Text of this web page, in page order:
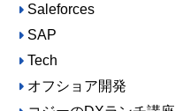
Saleforces
SAP
Tech
オフショア開発